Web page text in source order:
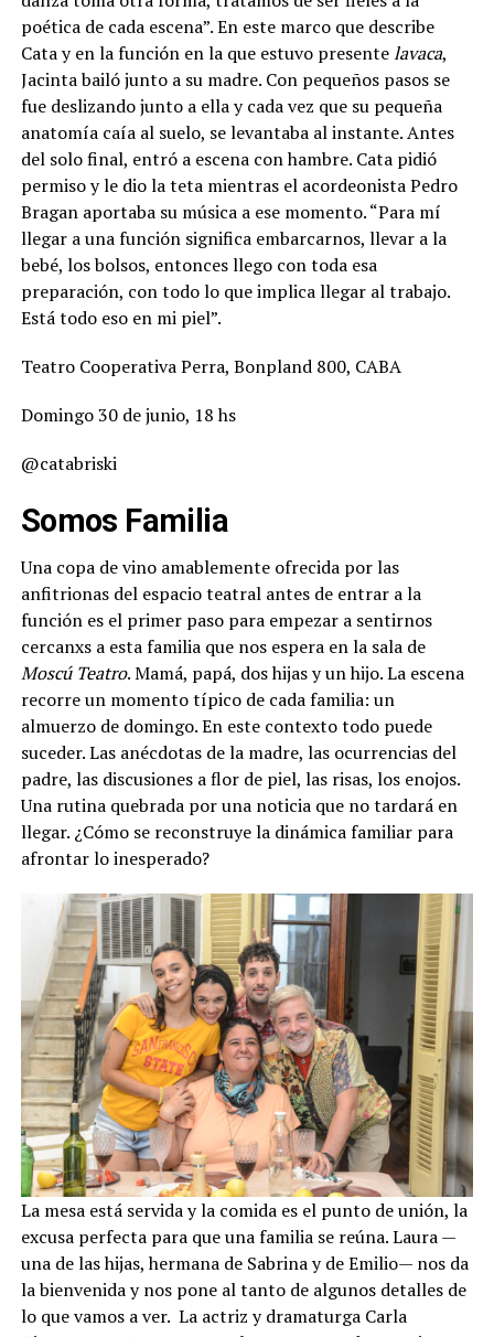
poética de cada escena”. En este marco que describe
Cata y en la función en la que estuvo presentelavaca,
Jacinta bailó junto a su madre. Con pequeños pasos se
fue deslizando junto a ella y cada vez que su pequeña
anatomía caía al suelo, se levantaba al instante. Antes
del solo final, entró a escena con hambre. Cata pidió
permiso y le dio la teta mientras el acordeonista Pedro
Bragan aportaba su música a ese momento. “Para mí
llegar a una función significa embarcarnos, llevar a la
bebé, los bolsos, entonces llego con toda esa
preparación, con todo lo que implica llegar al trabajo.
Está todo eso en mi piel”.
Teatro Cooperativa Perra, Bonpland 800, CABA
Domingo 30 de junio, 18 hs
@catabriski
Somos Familia
Una copa de vino amablemente ofrecida por las
anfitrionas del espacio teatral antes de entrar a la
función es el primer paso para empezar a sentirnos
cercanxs a esta familia que nos espera en la sala de
Moscú Teatro. Mamá, papá, dos hijas y un hijo. La escena
recorre un momento típico de cada familia: un
almuerzo de domingo. En este contexto todo puede
suceder. Las anécdotas de la madre, las ocurrencias del
padre, las discusiones a flor de piel, las risas, los enojos.
Una rutina quebrada por una noticia que no tardará en
llegar. ¿Cómo se reconstruye la dinámica familiar para
afrontar lo inesperado?
La mesa está servida y la comida es el punto de unión, la
excusa perfecta para que una familia se reúna. Laura —
una de las hijas, hermana de Sabrina y de Emilio— nos da
la bienvenida y nos pone al tanto de algunos detalles de
lo que vamos a ver. La actriz y dramaturga Carla